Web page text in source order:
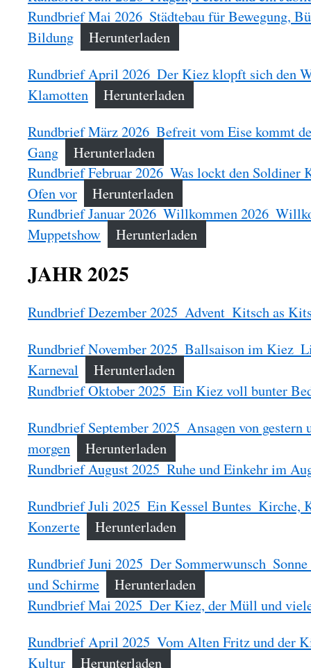
Rundbrief Mai 2026_Städtebau für Bewegung,
Bildung
Herunterladen
Rundbrief April 2026_Der Kiez klopft sich den
Klamotten
Herunterladen
Rundbrief März 2026_Befreit vom Eise kommt
Gang
Herunterladen
Rundbrief Februar 2026_Was lockt den Soldiner
Ofen vor
Herunterladen
Rundbrief Januar 2026_Willkommen
Muppetshow
Herunterladen
JAHR 2025
Rundbrief Dezember 2025_Advent_Kitsch as
Rundbrief November 2025_Ballsaison im
Karneval
Herunterladen
Rundbrief Oktober 2025_Ein Kiez voll bunter
Rundbrief September 2025_Ansagen von gestern
morgen
Herunterladen
Rundbrief August 2025_Ruhe und Einkehr im
Rundbrief Juli 2025_Ein Kessel Buntes_Kirche,
Konzerte
Herunterladen
Rundbrief Juni 2025_Der
und Schirme
Herunterladen
Rundbrief Mai 2025_Der Kiez, der Müll und
Rundbrief April 2025_Vom Alten Fritz und der
Kultur
Herunterladen